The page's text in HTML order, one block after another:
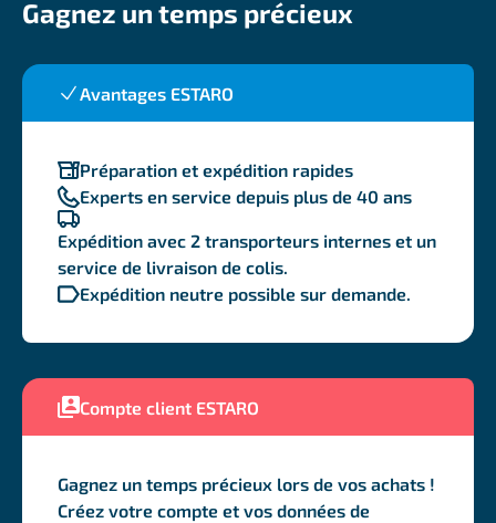
Avantages ESTARO
Préparation et expédition rapides
Experts en service depuis plus de 40 ans
Expédition avec 2 transporteurs internes et un
service de livraison de colis.
Expédition neutre possible sur demande.
Gagnez un temps précieux
Compte client ESTARO
Gagnez un temps précieux lors de vos achats !
Créez votre compte et vos données de